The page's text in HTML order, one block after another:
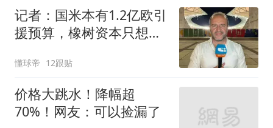
记者：国米本有1.2亿欧引
援预算，橡树资本只想赚
懂球帝 12跟贴
价格大跳水！降幅超
70%！网友：可以捡漏了